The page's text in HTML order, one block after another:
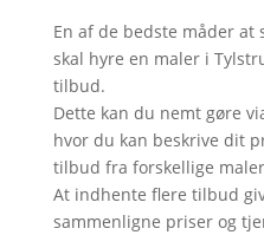
En af de bedste måder at
skal hyre en maler i
tilbud.
Dette kan du nemt gøre
hvor du kan beskrive dit
tilbud fra forskellige
At indhente flere tilbud
sammenligne priser og